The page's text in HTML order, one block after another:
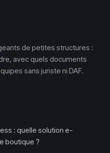
de petites structures :
avec quels documents
sans juriste ni DAF.
: quelle solution e-
boutique ?